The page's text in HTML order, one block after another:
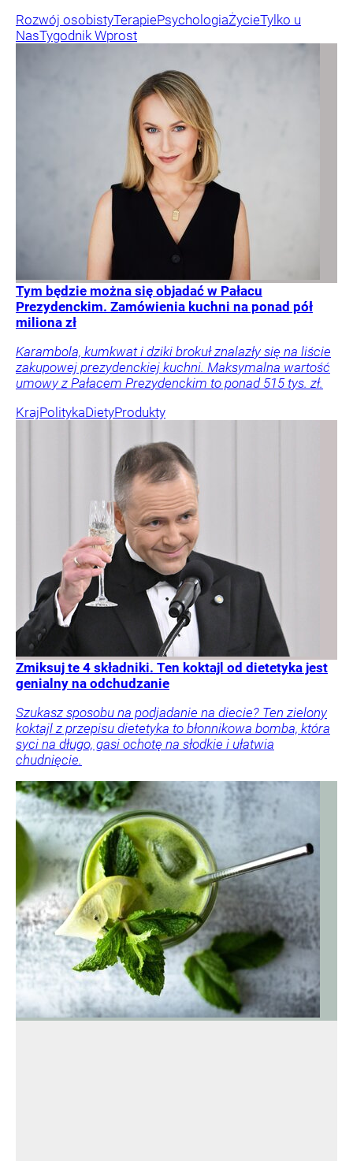
Rozwój osobistyTerapiePsychologiaŻycieTylko u
NasTygodnik Wprost
Tym będzie można się objadać w Pałacu
Prezydenckim. Zamówienia kuchni na ponad pół
miliona zł
Karambola, kumkwat i dziki brokuł znalazły się na liście
zakupowej prezydenckiej kuchni. Maksymalna wartość
umowy z Pałacem Prezydenckim to ponad 515 tys. zł.
KrajPolitykaDietyProdukty
Zmiksuj te 4 składniki. Ten koktajl od dietetyka jest
genialny na odchudzanie
Szukasz sposobu na podjadanie na diecie? Ten zielony
koktajl z przepisu dietetyka to błonnikowa bomba, która
syci na długo, gasi ochotę na słodkie i ułatwia
chudnięcie.